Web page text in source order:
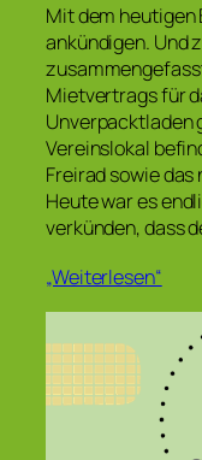
Mit dem heutigen
ankündigen. Und
Mietvertrags für
Unverpacktladen
Vereinslokal
Freirad sowie
Heute war es
verkünden, dass
„Weiterlesen“